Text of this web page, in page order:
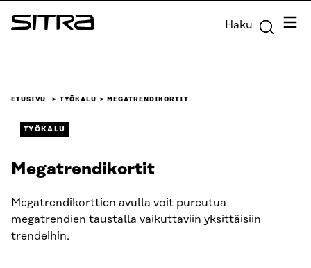
Siirry
suoraan
Sitra Haku
ETUSIVU TYÖKALU MEGATRENDIKORTIT
TYÖKALU
Megatrendikortit
Megatrendikorttien avulla voit pureutua
megatrendien taustalla vaikuttaviin yksittäisiin
trendeihin.